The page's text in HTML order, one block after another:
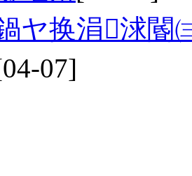
ヤ换涓浗閽
07]